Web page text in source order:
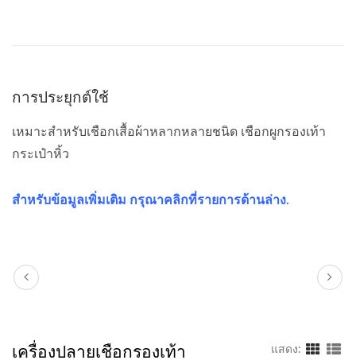
การประยุกต์ใช้
เหมาะสำหรับเชือกเสื้อผ้าหลากหลายชนิด เชือกผูกรองเท้า
กระเป๋าหิ้ว
สำหรับข้อมูลเพิ่มเติม กรุณาคลิกที่รายการด้านล่าง.
เครื่องปลายเชือกรองเท้า แสดง: